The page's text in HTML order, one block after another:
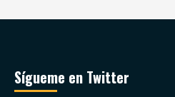
Sígueme en Twitter